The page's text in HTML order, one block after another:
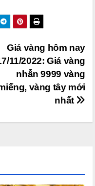
Giá vàng hôm nay
11/2022: Giá vàng
nhẫn 9999 vàng
vàng tây mới
nhất